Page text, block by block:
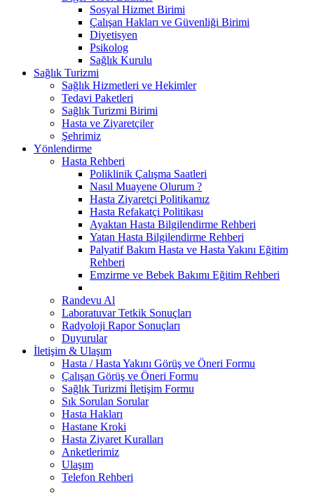
Sosyal Hizmet Birimi
Çalışan Hakları ve Güvenliği Birimi
Diyetisyen
Psikolog
Sağlık Kurulu
Sağlık Turizmi
Sağlık Hizmetleri ve Hekimler
Tedavi Paketleri
Sağlık Turizmi Birimi
Hasta ve Ziyaretçiler
Şehrimiz
Yönlendirme
Hasta Rehberi
Poliklinik Çalışma Saatleri
Nasıl Muayene Olurum ?
Hasta Ziyaretçi Politikamız
Hasta Refakatçi Politikası
Ayaktan Hasta Bilgilendirme Rehberi
Yatan Hasta Bilgilendirme Rehberi
Palyatif Bakım Hasta ve Hasta Yakını Eğitim
Rehberi
Emzirme ve Bebek Bakımı Eğitim Rehberi
Randevu Al
Laboratuvar Tetkik Sonuçları
Radyoloji Rapor Sonuçları
Duyurular
İletişim & Ulaşım
Hasta / Hasta Yakını Görüş ve Öneri Formu
Çalışan Görüş ve Öneri Formu
Sağlık Turizmi İletişim Formu
Sık Sorulan Sorular
Hasta Hakları
Hastane Kroki
Hasta Ziyaret Kuralları
Anketlerimiz
Ulaşım
Telefon Rehberi